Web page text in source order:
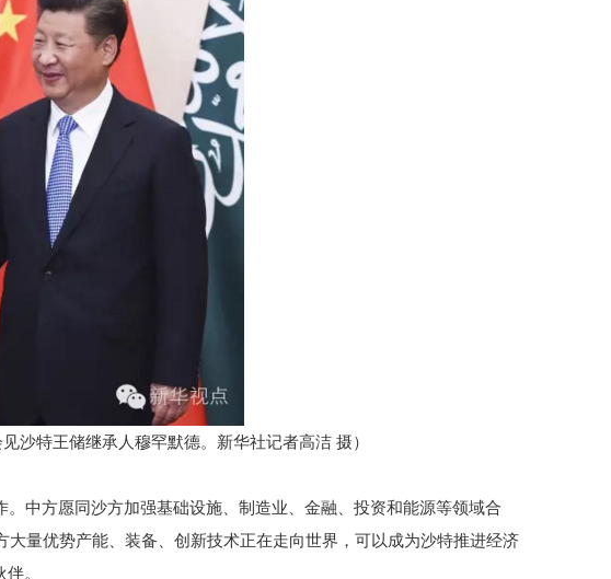
沙特王储继承人穆罕默德。新华社记者高洁 摄）
中方愿同沙方加强基础设施、制造业、金融、投资和能源等领域合
量优势产能、装备、创新技术正在走向世界，可以成为沙特推进经济
。